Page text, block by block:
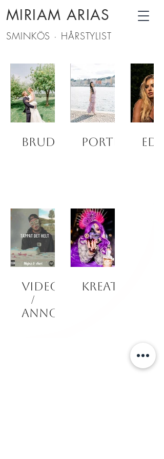
SMINKÖS · HÅRSTYLIST
MIRIAM ARIAS
Brud Porträtt
Videoklipp
/
Annons
Kreativ